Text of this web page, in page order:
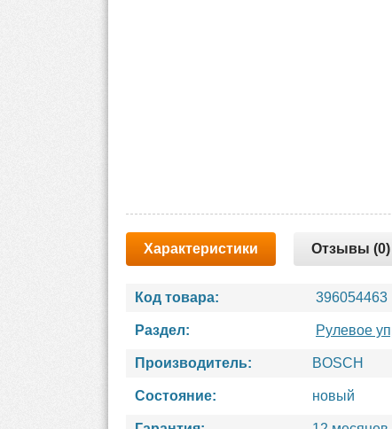
Характеристики Отзывы (0)
Код товара: 396054463
Раздел: Рулевое
Производитель: BOSCH
Состояние: новый